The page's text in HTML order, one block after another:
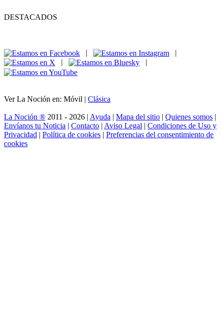
DESTACADOS
|
|
|
|
Ver La Noción en: Móvil | Clásica
La Noción ® 2011 - 2026 | Ayuda | Mapa del sitio | Quienes somos |
Envíanos tu Noticia | Contacto | Aviso Legal | Condiciones de Uso y
Privacidad | Política de cookies | Preferencias del consentimiento de
cookies